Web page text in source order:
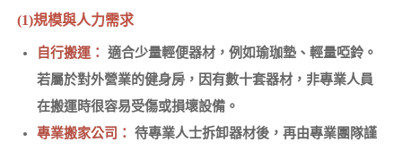
(1)規模與人力需求
自行搬運： 適合少量輕便器材，例如瑜珈墊、輕量啞鈴。
若屬於對外營業的健身房，因有數十套器材，非專業人員
在搬運時很容易受傷或損壞設備。
專業搬家公司： 待專業人士拆卸器材後，再由專業團隊謹